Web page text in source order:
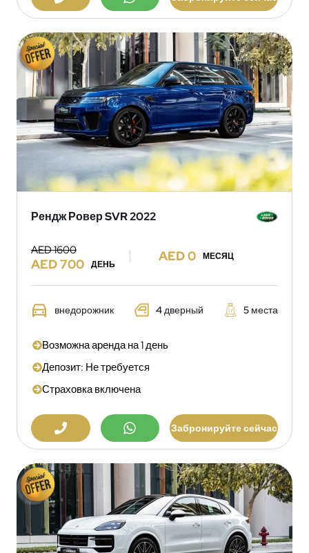
Рендж Ровер SVR 2022
AED 1600
AED 700 ДЕНЬ
AED 0 МЕСЯЦ
внедорожник 4 дверный 5 места
Возможна аренда на 1 день
Депозит: Не требуется
Страховка включена
Забронируйте сейчас